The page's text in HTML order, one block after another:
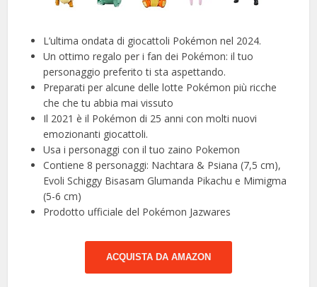
L’ultima ondata di giocattoli Pokémon nel 2024.
Un ottimo regalo per i fan dei Pokémon: il tuo
personaggio preferito ti sta aspettando.
Preparati per alcune delle lotte Pokémon più ricche
che che tu abbia mai vissuto
Il 2021 è il Pokémon di 25 anni con molti nuovi
emozionanti giocattoli.
Usa i personaggi con il tuo zaino Pokemon
Contiene 8 personaggi: Nachtara & Psiana (7,5 cm),
Evoli Schiggy Bisasam Glumanda Pikachu e Mimigma
(5-6 cm)
Prodotto ufficiale del Pokémon Jazwares
ACQUISTA DA AMAZON